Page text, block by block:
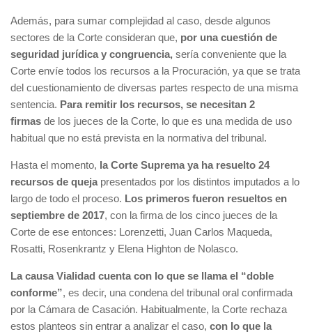
Además, para sumar complejidad al caso, desde algunos
sectores de la Corte consideran que, por una cuestión de
seguridad jurídica y congruencia, sería conveniente que la
Corte envíe todos los recursos a la Procuración, ya que se trata
del cuestionamiento de diversas partes respecto de una misma
sentencia. Para remitir los recursos, se necesitan 2
firmas de los jueces de la Corte, lo que es una medida de uso
habitual que no está prevista en la normativa del tribunal.
Hasta el momento, la Corte Suprema ya ha resuelto 24
recursos de queja presentados por los distintos imputados a lo
largo de todo el proceso. Los primeros fueron resueltos en
septiembre de 2017, con la firma de los cinco jueces de la
Corte de ese entonces: Lorenzetti, Juan Carlos Maqueda,
Rosatti, Rosenkrantz y Elena Highton de Nolasco.
La causa Vialidad cuenta con lo que se llama el “doble
conforme”, es decir, una condena del tribunal oral confirmada
por la Cámara de Casación. Habitualmente, la Corte rechaza
estos planteos sin entrar a analizar el caso, con lo que la